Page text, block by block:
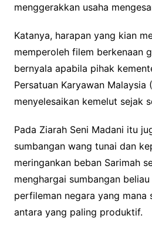
menggerakkan usaha
Katanya, harapan yang kian
memperoleh filem berkenaan
bernyala apabila pihak
Persatuan Karyawan
menyelesaikan kemelut sejak
Pada Ziarah Seni Madani itu
sumbangan wang tunai dan
meringankan beban Sarimah
menghargai sumbangan
perfileman negara yang mana
antara yang paling produktif.